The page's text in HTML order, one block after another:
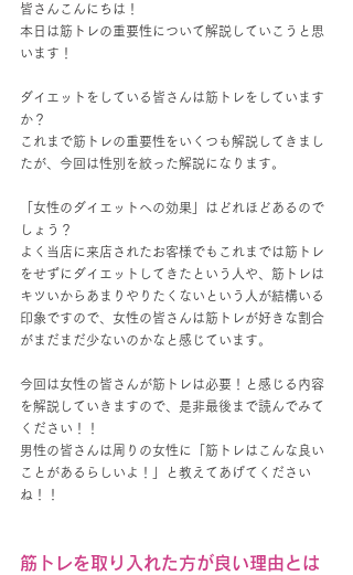
皆さんこんにちは！
本日は筋トレの重要性について解説していこうと思
います！
ダイエットをしている皆さんは筋トレをしています
か？
これまで筋トレの重要性をいくつも解説してきまし
たが、今回は性別を絞った解説になります。
「女性のダイエットへの効果」はどれほどあるので
しょう？
よく当店に来店されたお客様でもこれまでは筋トレ
をせずにダイエットしてきたという人や、筋トレは
キツいからあまりやりたくないという人が結構いる
印象ですので、女性の皆さんは筋トレが好きな割合
がまだまだ少ないのかなと感じています。
今回は女性の皆さんが筋トレは必要！と感じる内容
を解説していきますので、是非最後まで読んでみて
ください！！
男性の皆さんは周りの女性に「筋トレはこんな良い
ことがあるらしいよ！」と教えてあげてください
ね！！
筋トレを取り入れた方が良い理由とは